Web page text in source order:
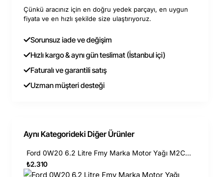
Çünkü aracınız için en doğru yedek parçayı, en uygun
fiyata ve en hızlı şekilde size ulaştırıyoruz.
Sorunsuz iade ve değişim
Hızlı kargo & aynı gün teslimat (İstanbul içi)
Faturalı ve garantili satış
Uzman müşteri desteği
Aynı Kategorideki Diğer Ürünler
Ford 0W20 6.2 Litre Fmy Marka Motor Yağı M2C592-A1 Onaylı
₺2.310